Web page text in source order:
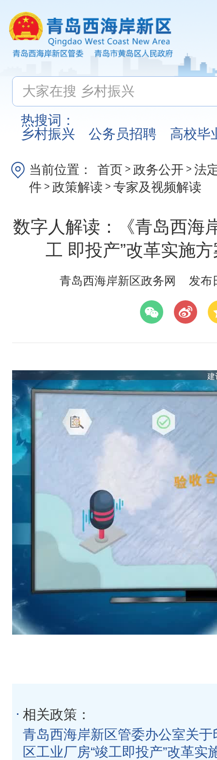
热搜词：
乡村振兴
公务员招聘 高校毕
当前位置： 首页 > 政务公开 > 法
件 > 政策解读 > 专家及视频解读
数字人解读：《青岛西海
工 即投产”改革实施
青岛西海岸新区政务网 发布
相关政策：
青岛西海岸新区管委办公室关
区工业厂房“竣工即投产”改革实